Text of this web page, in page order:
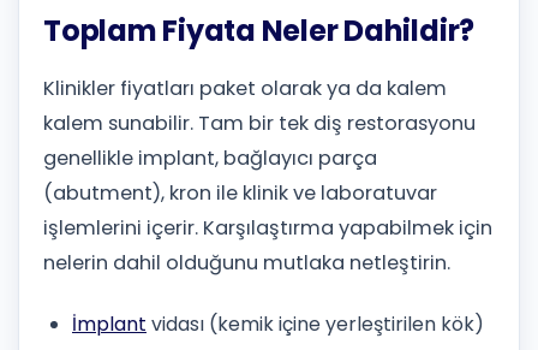
Toplam Fiyata Neler Dahildir?
Klinikler fiyatları paket olarak ya da kalem
kalem sunabilir. Tam bir tek diş restorasyonu
genellikle implant, bağlayıcı parça
(abutment), kron ile klinik ve laboratuvar
işlemlerini içerir. Karşılaştırma yapabilmek için
nelerin dahil olduğunu mutlaka netleştirin.
İmplant vidası (kemik içine yerleştirilen kök)